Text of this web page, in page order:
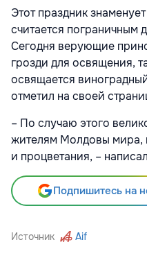
Этот праздник
считается пограничным
Сегодня верующие
грозди для освящения,
освящается
отметил на своей
– По случаю этого
жителям Молдовы мира,
и процветания, –
Подпишитесь на
Источник Aif